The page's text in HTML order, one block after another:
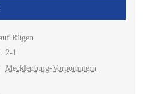
Rügen
2-1
Mecklenburg-Vorpommern